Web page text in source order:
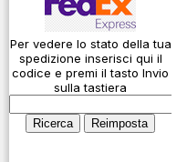
Come si usa un
cavo
Connessioni
microfoniche
Cosa è l' ADS-B
Per vedere lo stato della tua
spedizione inserisci qui il
codice e premi il tasto Invio
sulla tastiera